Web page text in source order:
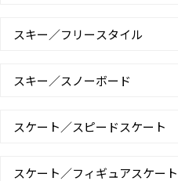
スキー／フリースタイル
スキー／スノーボード
スケート／スピードスケート
スケート／フィギュアスケート